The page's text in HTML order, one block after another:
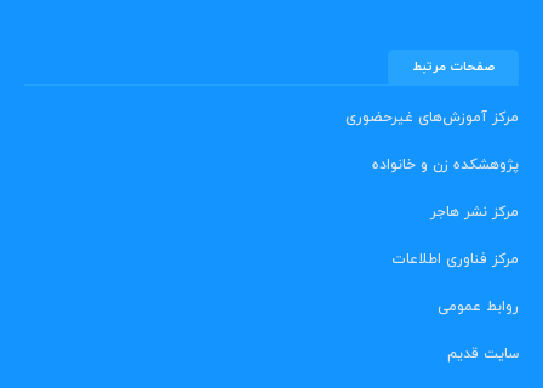
صفحات مرتبط
مرکز آموزش‌های غیرحضوری
پژوهشکده زن و خانواده
مرکز نشر هاجر
مرکز فناوری اطلاعات
روابط عمومی
سایت قدیم